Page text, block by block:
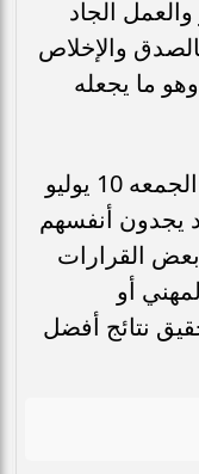
الجاد
والإخلاص
ما يجعله
وتشير توقعات الأبراج اليوم غدا الجمعه 10 يوليو
قد يجدون أنفسهم
بعض القرارات
أو
نتائج أفضل